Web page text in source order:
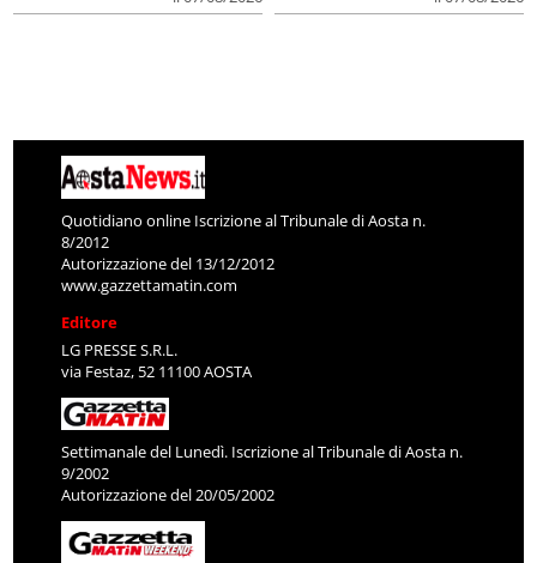
Quotidiano online Iscrizione al Tribunale di Aosta n.
8/2012
Autorizzazione del 13/12/2012
www.gazzettamatin.com
Editore
LG PRESSE S.R.L.
via Festaz, 52 11100 AOSTA
Settimanale del Lunedì. Iscrizione al Tribunale di Aosta n.
9/2002
Autorizzazione del 20/05/2002